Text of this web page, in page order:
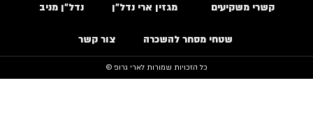
קשרי משקיעים מגזין ארי נדל״ן נדל״ן מניב
שטחי מסחר להשכרה צור קשר
כל הזכויות שמורות לארי גרופ ©